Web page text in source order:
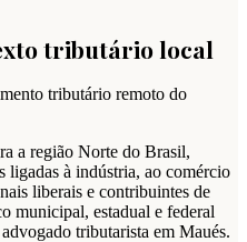
tributário local
tributário remoto do
a região Norte do Brasil,
ligadas à indústria, ao comércio
liberais e contribuintes de
municipal, estadual e federal
tributarista em Maués.